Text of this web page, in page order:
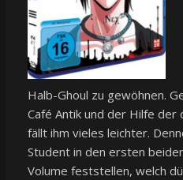
Halb-Ghoul zu gewöhnen.
Café Antik und der Hilfe
fällt ihm vieles leichter.
Student in den ersten
Volume feststellen, welch